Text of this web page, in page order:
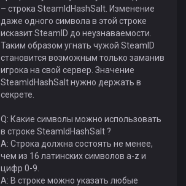
– строка SteamIdHashSalt. Изменение
даже одного символа в этой строке
исказит SteamID до неузнаваемости.
Таким образом угнать чужой SteamID
становится возможным только заманив
игрока на свой сервер. Значение
SteamIdHashSalt нужно держать в
секрете.
Q: Какие символы можно использовать
в строке SteamIdHashSalt ?
A: Строка должна состоять не менее,
чем из 16 латинских символов a-z и
цифр 0-9.
A: В строке можно указать любые